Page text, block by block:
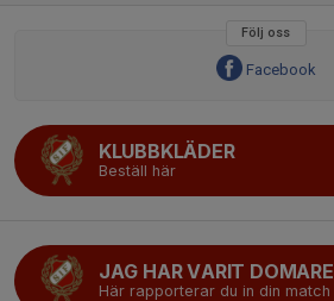
Följ oss
Facebook
KLUBBKLÄDER
Beställ här
JAG HAR VARIT DOMARE
Här rapporterar du in din match